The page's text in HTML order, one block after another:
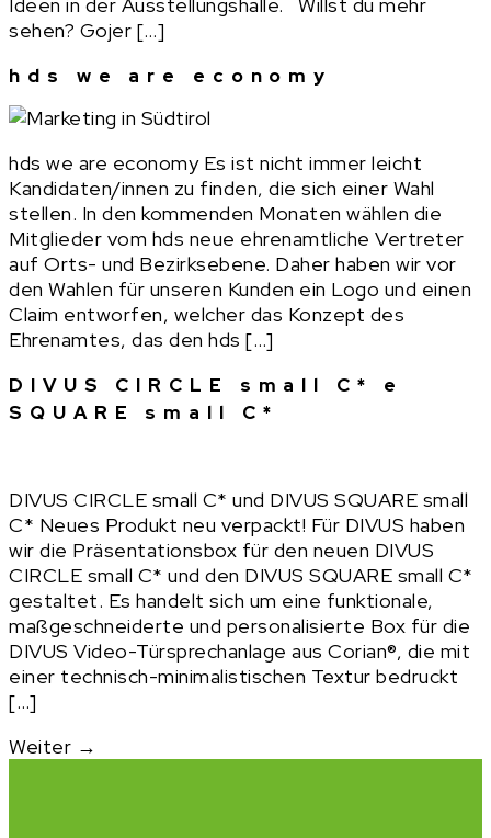
Ideen in der Ausstellungshalle. Willst du mehr
sehen? Gojer […]
hds we are economy
hds we are economy Es ist nicht immer leicht
Kandidaten/innen zu finden, die sich einer Wahl
stellen. In den kommenden Monaten wählen die
Mitglieder vom hds neue ehrenamtliche Vertreter
auf Orts- und Bezirksebene. Daher haben wir vor
den Wahlen für unseren Kunden ein Logo und einen
Claim entworfen, welcher das Konzept des
Ehrenamtes, das den hds […]
DIVUS CIRCLE small C* e
SQUARE small C*
DIVUS CIRCLE small C* und DIVUS SQUARE small
C* Neues Produkt neu verpackt! Für DIVUS haben
wir die Präsentationsbox für den neuen DIVUS
CIRCLE small C* und den DIVUS SQUARE small C*
gestaltet. Es handelt sich um eine funktionale,
maßgeschneiderte und personalisierte Box für die
DIVUS Video-Türsprechanlage aus Corian®, die mit
einer technisch-minimalistischen Textur bedruckt
[…]
Weiter →